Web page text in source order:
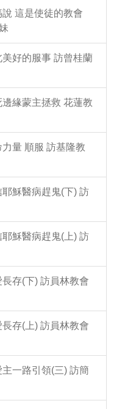
這是使徒的教會
好的服事 訪曾桂蘭
緣蒙主拯救 花蓮教
量 順服 訪基隆教
穌醫病趕鬼(下) 訪
穌醫病趕鬼(上) 訪
存(下) 訪員林教會
存(上) 訪員林教會
一路引領(三) 訪簡